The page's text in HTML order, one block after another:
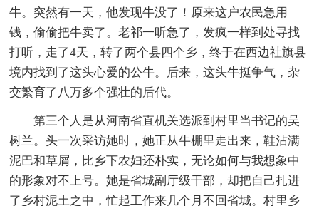
牛。突然有一天，他发现牛没了！原来这户农民急用
钱，偷偷把牛卖了。老祁一听急了，发疯一样到处寻找
打听，走了4天，转了两个县四个乡，终于在西边社旗县
境内找到了这头心爱的公牛。后来，这头牛挺争气，杂
交繁育了八万多个强壮的后代。
第三个人是从河南省直机关选派到村里当书记的吴
树兰。头一次采访她时，她正从牛棚里走出来，鞋沾满
泥巴和草屑，比乡下农妇还朴实，无论如何与我想象中
的形象对不上号。她是省城副厅级干部，却把自己扎进
了乡村泥土之中，忙起工作来几个月不回省城。村里乡